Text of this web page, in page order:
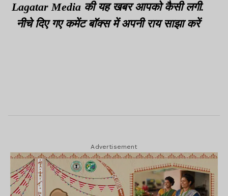
Lagatar Media की यह खबर आपको कैसी लगी.
नीचे दिए गए कमेंट बॉक्स में अपनी राय साझा करें
Advertisement